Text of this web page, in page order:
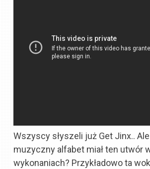
Wszyscy słyszeli już Get Jinx..
muzyczny alfabet miał ten utwór
wykonaniach? Przykładowo ta